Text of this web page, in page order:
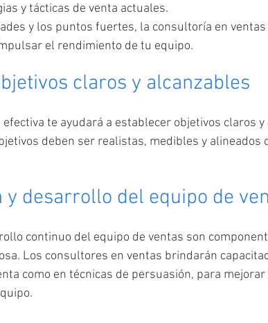
y tácticas de venta actuales.
y los puntos fuertes, la consultoría en
el rendimiento de tu equipo.
claros y alcanzables
te ayudará a establecer objetivos claros
deben ser realistas, medibles y alineados
y desarrollo del equipo de
continuo del equipo de ventas son
Los consultores en ventas brindarán
como en técnicas de persuasión, para